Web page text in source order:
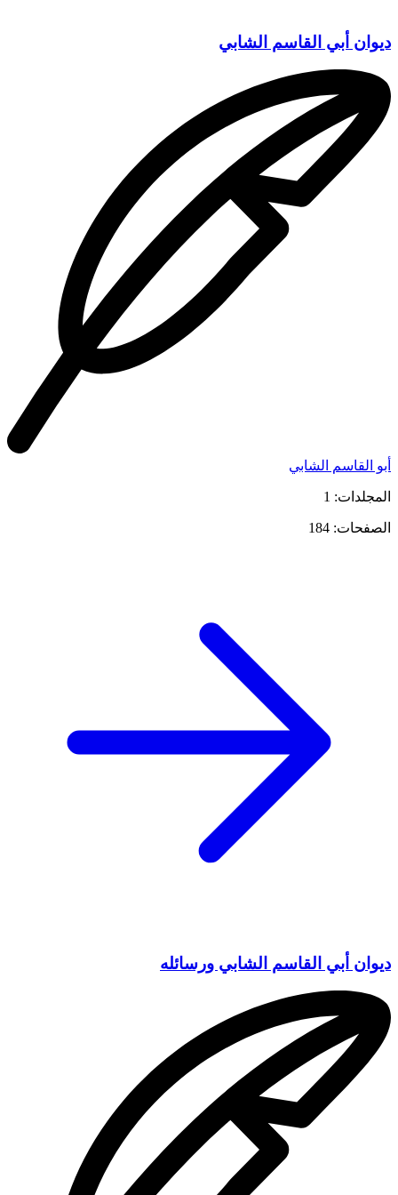
ديوان أبي القاسم الشابي
أبو القاسم الشابي
المجلدات: 1
الصفحات: 184
ديوان أبي القاسم الشابي ورسائله